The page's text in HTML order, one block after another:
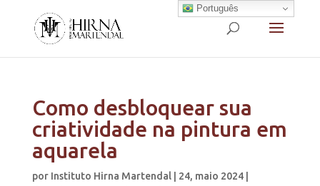
Como desbloquear sua
criatividade na pintura em
aquarela
por Instituto Hirna Martendal| 24, maio 2024|
Português